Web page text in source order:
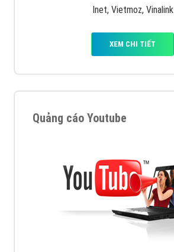
Inet, Vietmoz, Vinalink
XEM CHI TIẾT
Quảng cáo Youtube